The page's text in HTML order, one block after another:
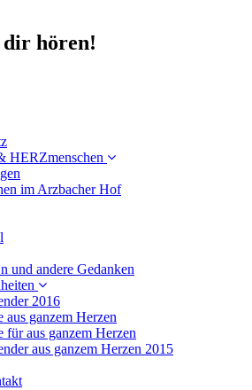
dir hören!
HERZmenschen
im Arzbacher Hof
und andere Gedanken
2016
aus ganzem Herzen
für aus ganzem Herzen
aus ganzem Herzen 2015